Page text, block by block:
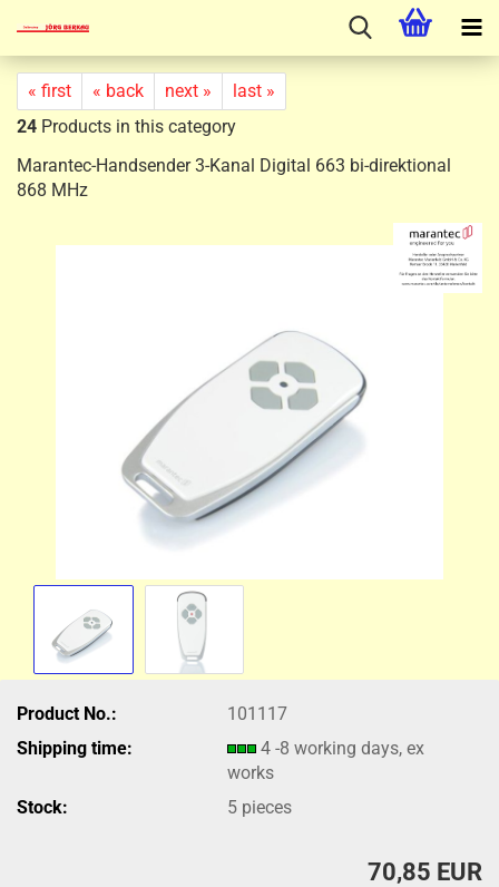
« first « back next »
last »
24 Products in this category
Marantec-Handsender 3-Kanal Digital 663 bi-direktional
868 MHz
Product No.:
101117
Shipping time:
4 -8 working days, ex
works
Stock:
5 pieces
70,85 EUR